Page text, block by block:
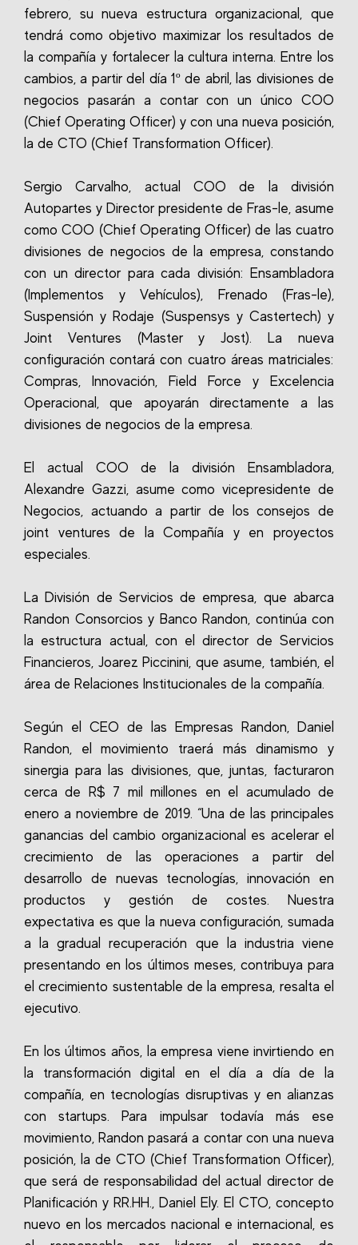
febrero, su nueva estructura organizacional, que
tendrá como objetivo maximizar los resultados de
la compañía y fortalecer la cultura interna. Entre los
cambios, a partir del día 1º de abril, las divisiones de
negocios pasarán a contar con un único COO
(Chief Operating Officer) y con una nueva posición,
la de CTO (Chief Transformation Officer).
Sergio Carvalho, actual COO de la división
Autopartes y Director presidente de Fras-le, asume
como COO (Chief Operating Officer) de las cuatro
divisiones de negocios de la empresa, constando
con un director para cada división: Ensambladora
(Implementos y Vehículos), Frenado (Fras-le),
Suspensión y Rodaje (Suspensys y Castertech) y
Joint Ventures (Master y Jost). La nueva
configuración contará con cuatro áreas matriciales:
Compras, Innovación, Field Force y Excelencia
Operacional, que apoyarán directamente a las
divisiones de negocios de la empresa.
El actual COO de la división Ensambladora,
Alexandre Gazzi, asume como vicepresidente de
Negocios, actuando a partir de los consejos de
joint ventures de la Compañía y en proyectos
especiales.
La División de Servicios de empresa, que abarca
Randon Consorcios y Banco Randon, continúa con
la estructura actual, con el director de Servicios
Financieros, Joarez Piccinini, que asume, también, el
área de Relaciones Institucionales de la compañía.
Según el CEO de las Empresas Randon, Daniel
Randon, el movimiento traerá más dinamismo y
sinergia para las divisiones, que, juntas, facturaron
cerca de R$ 7 mil millones en el acumulado de
enero a noviembre de 2019. “Una de las principales
ganancias del cambio organizacional es acelerar el
crecimiento de las operaciones a partir del
desarrollo de nuevas tecnologías, innovación en
productos y gestión de costes. Nuestra
expectativa es que la nueva configuración, sumada
a la gradual recuperación que la industria viene
presentando en los últimos meses, contribuya para
el crecimiento sustentable de la empresa, resalta el
ejecutivo.
En los últimos años, la empresa viene invirtiendo en
la transformación digital en el día a día de la
compañía, en tecnologías disruptivas y en alianzas
con startups. Para impulsar todavía más ese
movimiento, Randon pasará a contar con una nueva
posición, la de CTO (Chief Transformation Officer),
que será de responsabilidad del actual director de
Planificación y RR.HH., Daniel Ely. El CTO, concepto
nuevo en los mercados nacional e internacional, es